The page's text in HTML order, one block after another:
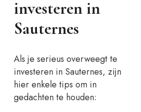
investeren in
Sauternes
Als je serieus overweegt te
investeren in Sauternes, zijn
hier enkele tips om in
gedachten te houden: